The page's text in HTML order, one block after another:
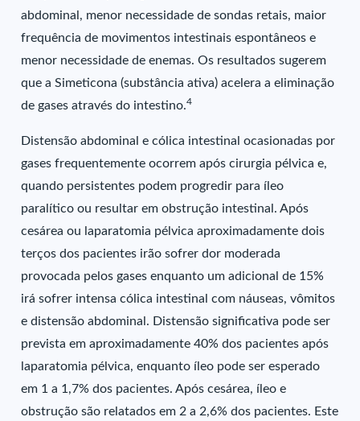
abdominal, menor necessidade de sondas retais, maior
frequência de movimentos intestinais espontâneos e
menor necessidade de enemas. Os resultados sugerem
que a Simeticona (substância ativa) acelera a eliminação
de gases através do intestino.4
Distensão abdominal e cólica intestinal ocasionadas por
gases frequentemente ocorrem após cirurgia pélvica e,
quando persistentes podem progredir para íleo
paralítico ou resultar em obstrução intestinal. Após
cesárea ou laparatomia pélvica aproximadamente dois
terços dos pacientes irão sofrer dor moderada
provocada pelos gases enquanto um adicional de 15%
irá sofrer intensa cólica intestinal com náuseas, vômitos
e distensão abdominal. Distensão significativa pode ser
prevista em aproximadamente 40% dos pacientes após
laparatomia pélvica, enquanto íleo pode ser esperado
em 1 a 1,7% dos pacientes. Após cesárea, íleo e
obstrução são relatados em 2 a 2,6% dos pacientes. Este